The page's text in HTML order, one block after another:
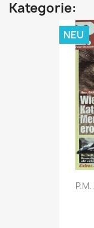
Kategorie:
NEU